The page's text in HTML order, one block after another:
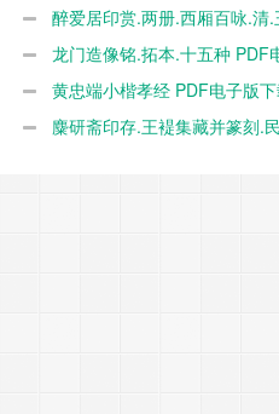
醉爱居印赏.两册.西厢百咏.清
本 PDF电子版下载
龙门造像铭.拓本.十五种 PDF
黄忠端小楷孝经 PDF电子版
麋研斋印存.王褆集藏并篆刻.